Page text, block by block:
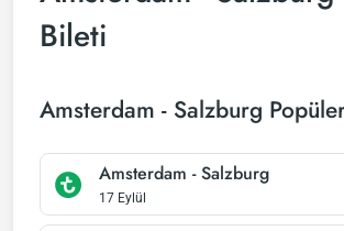
Bileti
Amsterdam - Salzburg
Amsterdam - Salzburg
17 Eylül